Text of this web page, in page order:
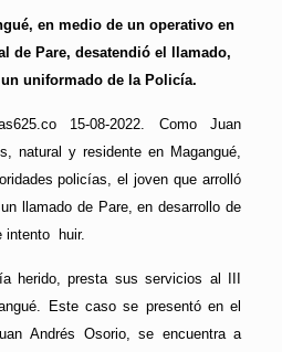
en medio de un operativo en
de Pare, desatendió el llamado,
uniformado de la Policía.
15-08-2022. Como Juan
natural y residente en Magangué,
policías, el joven que arrolló
llamado de Pare, en desarrollo de
intento huir.
herido, presta sus servicios al III
Este caso se presentó en el
Andrés Osorio, se encuentra a